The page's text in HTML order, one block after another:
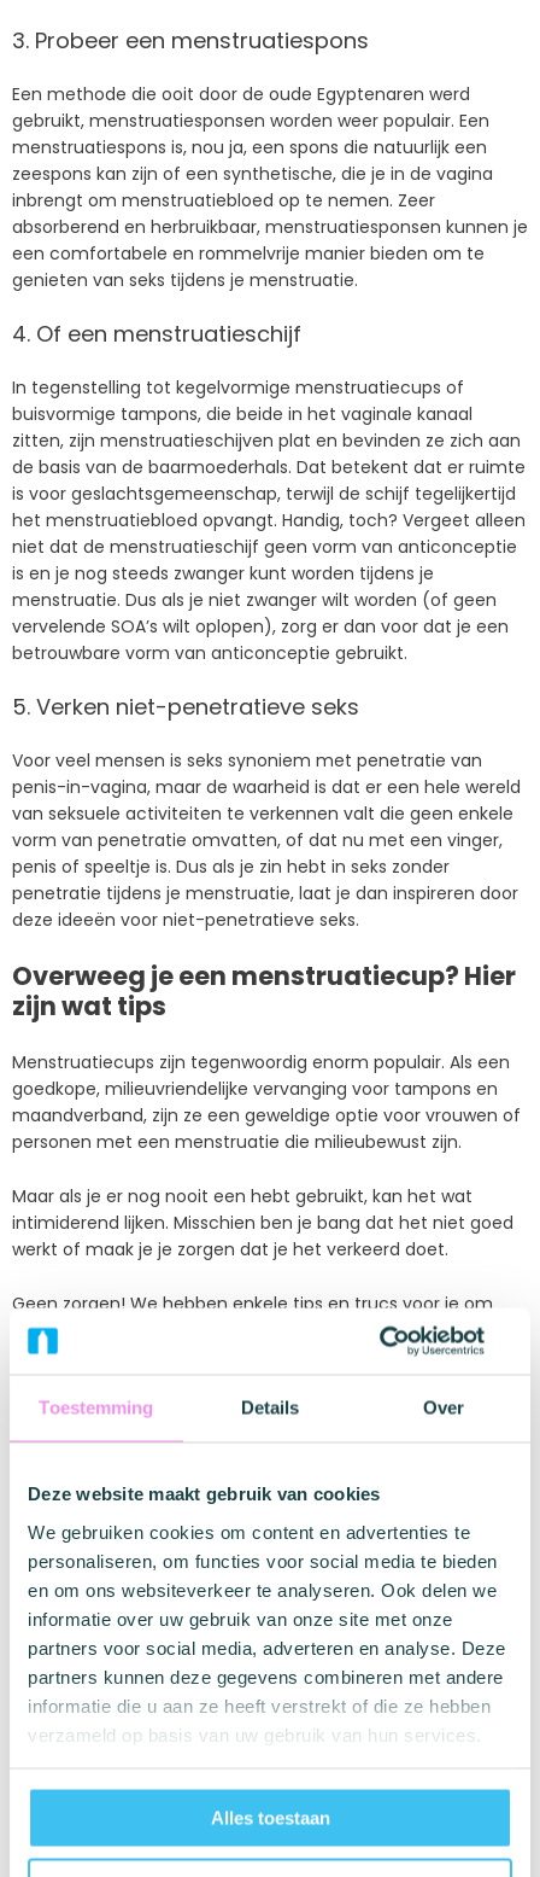
Toestemming Details Over
Deze website maakt gebruik van cookies
We gebruiken cookies om content en advertenties te
personaliseren, om functies voor social media te bieden
en om ons websiteverkeer te analyseren. Ook delen we
informatie over uw gebruik van onze site met onze
partners voor social media, adverteren en analyse. Deze
partners kunnen deze gegevens combineren met andere
informatie die u aan ze heeft verstrekt of die ze hebben
verzameld op basis van uw gebruik van hun services.
Alles toestaan
3. Probeer een menstruatiespons
Een methode die ooit door de oude Egyptenaren werd
gebruikt, menstruatiesponsen worden weer populair. Een
menstruatiespons is, nou ja, een spons die natuurlijk een
zeespons kan zijn of een synthetische, die je in de vagina
inbrengt om menstruatiebloed op te nemen. Zeer
absorberend en herbruikbaar, menstruatiesponsen kunnen je
een comfortabele en rommelvrije manier bieden om te
genieten van seks tijdens je menstruatie.
4. Of een menstruatieschijf
In tegenstelling tot kegelvormige menstruatiecups of
buisvormige tampons, die beide in het vaginale kanaal
zitten, zijn menstruatieschijven plat en bevinden ze zich aan
de basis van de baarmoederhals. Dat betekent dat er ruimte
is voor geslachtsgemeenschap, terwijl de schijf tegelijkertijd
het menstruatiebloed opvangt. Handig, toch? Vergeet alleen
niet dat de menstruatieschijf geen vorm van anticonceptie
is en je nog steeds zwanger kunt worden tijdens je
menstruatie. Dus als je niet zwanger wilt worden (of geen
vervelende SOA’s wilt oplopen), zorg er dan voor dat je een
betrouwbare vorm van anticonceptie gebruikt.
5. Verken niet-penetratieve seks
Voor veel mensen is seks synoniem met penetratie van
penis-in-vagina, maar de waarheid is dat er een hele wereld
van seksuele activiteiten te verkennen valt die geen enkele
vorm van penetratie omvatten, of dat nu met een vinger,
penis of speeltje is. Dus als je zin hebt in seks zonder
penetratie tijdens je menstruatie, laat je dan inspireren door
deze ideeën voor niet-penetratieve seks.
Overweeg je een menstruatiecup? Hier
zijn wat tips
Menstruatiecups zijn tegenwoordig enorm populair. Als een
goedkope, milieuvriendelijke vervanging voor tampons en
maandverband, zijn ze een geweldige optie voor vrouwen of
personen met een menstruatie die milieubewust zijn.
Maar als je er nog nooit een hebt gebruikt, kan het wat
intimiderend lijken. Misschien ben je bang dat het niet goed
werkt of maak je je zorgen dat je het verkeerd doet.
Geen zorgen! We hebben enkele tips en trucs voor je om
deze nieuwe trend op het gebied van menstruatieproducten
onder de knie te krijgen.
Wat is een menstruatiecup en hoe
werkt het?
Een menstruatiecup heeft de vorm van een cilindrische
trechter en doet precies wat de naam zegt: het vangt
vloeistoffen op, in dit geval je menstruatiebloed. Wanneer je
hem inbrengt, zit hij in het vaginale kanaal bij de
baarmoederhals.
Herbruikbare menstruatiecups zijn meestal gemaakt van
siliconen, waardoor ze geschikt zijn voor de meeste
lichamen – zelfs voor mensen met een latexallergie. Ze
hebben een steeltje aan de onderkant voor inbrengen en
een afdichting te vormen met de vaginawanden, en
luchtgaatjes om zuigkracht te creëren en de afdichting te
verbreken bij het verwijderen.